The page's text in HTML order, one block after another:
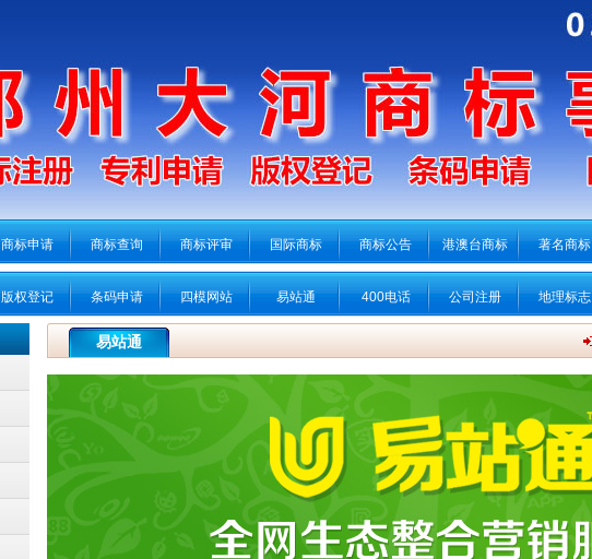
商标申请 商标查询 商标评审 国际商标 商标公告 港澳台商标 著名商标
版权登记 条码申请 四模网站 易站通 400电话 公司注册 地理标志
易站通